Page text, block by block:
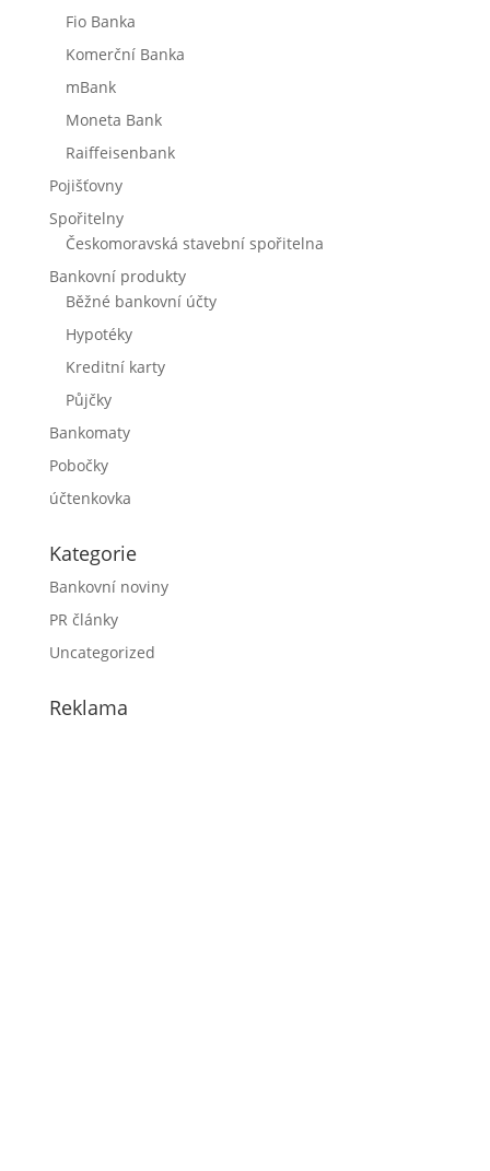
Fio Banka
Komerční Banka
mBank
Moneta Bank
Raiffeisenbank
Pojišťovny
Spořitelny
Českomoravská stavební spořitelna
Bankovní produkty
Běžné bankovní účty
Hypotéky
Kreditní karty
Půjčky
Bankomaty
Pobočky
účtenkovka
Kategorie
Bankovní noviny
PR články
Uncategorized
Reklama